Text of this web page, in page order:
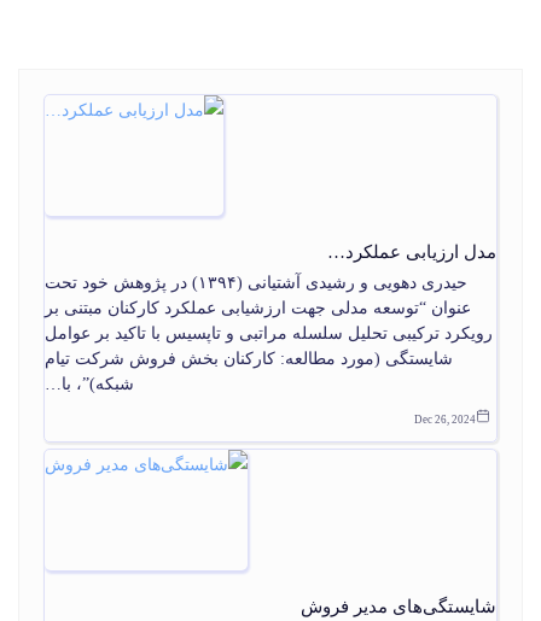
مدل ارزیابی عملکرد…
حیدری دهویی و رشیدی آشتیانی (۱۳۹۴) در پژوهش خود تحت
عنوان “توسعه مدلی جهت ارزشیابی عملکرد کارکنان مبتنی بر
رویکرد ترکیبی تحلیل سلسله مراتبی و تاپسیس با تاکید بر عوامل
شایستگی (مورد مطالعه: کارکنان بخش فروش شرکت تیام
شبکه)”، با…
Dec 26, 2024
شایستگی‌های مدیر فروش